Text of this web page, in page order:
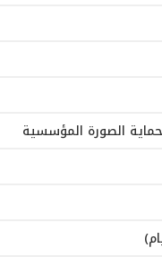
الصورة المؤسسية